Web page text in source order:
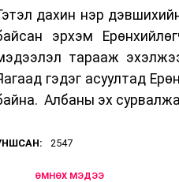
дахин нэр
эрхэм
тарааж
гэдэг асуултад
Албаны эх
2547
ӨМНӨХ МЭДЭЭ